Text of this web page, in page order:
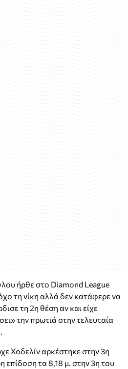
ήρθε στο Diamond League
τη νίκη αλλά δεν κατάφερε να
τη 2η θέση αν και είχε
την πρωτιά στην τελευταία
Χοδελίν αρκέστηκε στην 3η
επίδοση τα 8,18 μ. στην 3η του